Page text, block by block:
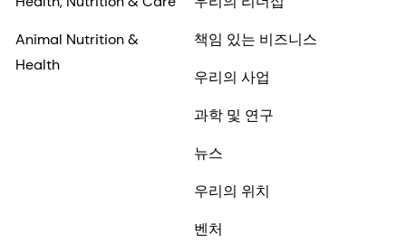
Animal Nutrition &
Health
책임 있는 비즈니스
우리의 사업
과학 및 연구
뉴스
우리의 위치
벤처